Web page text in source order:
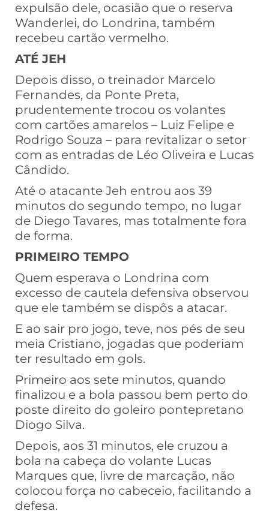
expulsão dele, ocasião que o reserva
Wanderlei, do Londrina, também
recebeu cartão vermelho.
ATÉ JEH
Depois disso, o treinador Marcelo
Fernandes, da Ponte Preta,
prudentemente trocou os volantes
com cartões amarelos – Luiz Felipe e
Rodrigo Souza – para revitalizar o setor
com as entradas de Léo Oliveira e Lucas
Cândido.
Até o atacante Jeh entrou aos 39
minutos do segundo tempo, no lugar
de Diego Tavares, mas totalmente fora
de forma.
PRIMEIRO TEMPO
Quem esperava o Londrina com
excesso de cautela defensiva observou
que ele também se dispôs a atacar.
E ao sair pro jogo, teve, nos pés de seu
meia Cristiano, jogadas que poderiam
ter resultado em gols.
Primeiro aos sete minutos, quando
finalizou e a bola passou bem perto do
poste direito do goleiro pontepretano
Diogo Silva.
Depois, aos 31 minutos, ele cruzou a
bola na cabeça do volante Lucas
Marques que, livre de marcação, não
colocou força no cabeceio, facilitando a
defesa.